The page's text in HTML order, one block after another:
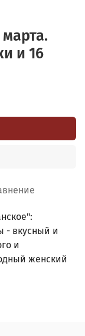
и 16
- вкусный и
и
женский